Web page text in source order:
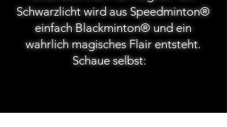
Schwarzlicht wird aus Speedminton®
einfach Blackminton® und ein
wahrlich magisches Flair entsteht.
Schaue selbst: